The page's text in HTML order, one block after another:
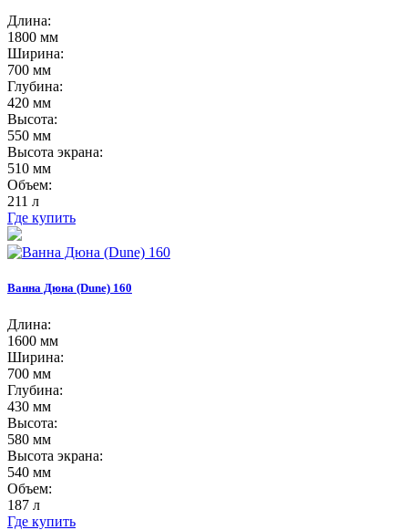
Длина:
1800 мм
Ширина:
700 мм
Глубина:
420 мм
Высота:
550 мм
Высота экрана:
510 мм
Объем:
211 л
Где купить
Ванна Дюна (Dune) 160
Длина:
1600 мм
Ширина:
700 мм
Глубина:
430 мм
Высота:
580 мм
Высота экрана:
540 мм
Объем:
187 л
Где купить